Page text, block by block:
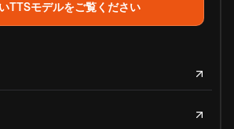
TTSモデルをご覧ください